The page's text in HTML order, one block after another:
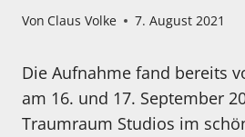
Von Claus Volke 7. August 2021
Die Aufnahme fand bereits
am 16. und 17. September
Traumraum Studios im